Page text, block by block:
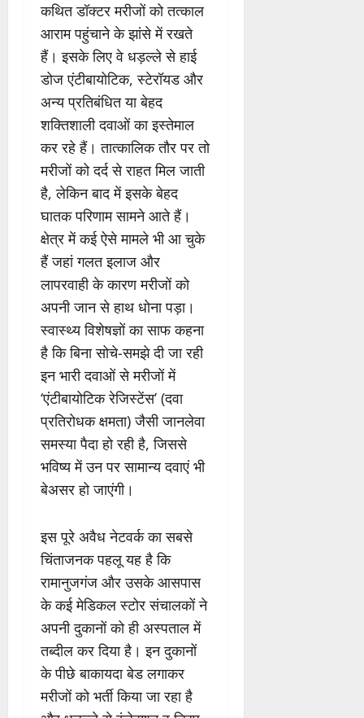
कथित डॉक्टर मरीजों को तत्काल
आराम पहुंचाने के झांसे में रखते
हैं। इसके लिए वे धड़ल्ले से हाई
डोज एंटीबायोटिक, स्टेरॉयड और
अन्य प्रतिबंधित या बेहद
शक्तिशाली दवाओं का इस्तेमाल
कर रहे हैं। तात्कालिक तौर पर तो
मरीजों को दर्द से राहत मिल जाती
है, लेकिन बाद में इसके बेहद
घातक परिणाम सामने आते हैं।
क्षेत्र में कई ऐसे मामले भी आ चुके
हैं जहां गलत इलाज और
लापरवाही के कारण मरीजों को
अपनी जान से हाथ धोना पड़ा।
स्वास्थ्य विशेषज्ञों का साफ कहना
है कि बिना सोचे-समझे दी जा रही
इन भारी दवाओं से मरीजों में
‘एंटीबायोटिक रेजिस्टेंस’ (दवा
प्रतिरोधक क्षमता) जैसी जानलेवा
समस्या पैदा हो रही है, जिससे
भविष्य में उन पर सामान्य दवाएं भी
बेअसर हो जाएंगी।
इस पूरे अवैध नेटवर्क का सबसे
चिंताजनक पहलू यह है कि
रामानुजगंज और उसके आसपास
के कई मेडिकल स्टोर संचालकों ने
अपनी दुकानों को ही अस्पताल में
तब्दील कर दिया है। इन दुकानों
के पीछे बाकायदा बेड लगाकर
मरीजों को भर्ती किया जा रहा है